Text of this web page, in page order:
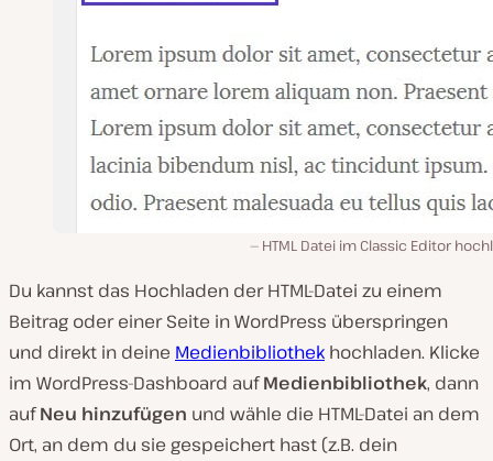
HTML Datei im Classic Editor
Du kannst das Hochladen der HTML-Datei zu einem
Beitrag oder einer Seite in WordPress überspringen
und direkt in deine Medienbibliothek hochladen. Klicke
im WordPress-Dashboard aufMedienbibliothek, dann
aufNeu hinzufügen und wähle die HTML-Datei an dem
Ort, an dem du sie gespeichert hast (z.B. dein